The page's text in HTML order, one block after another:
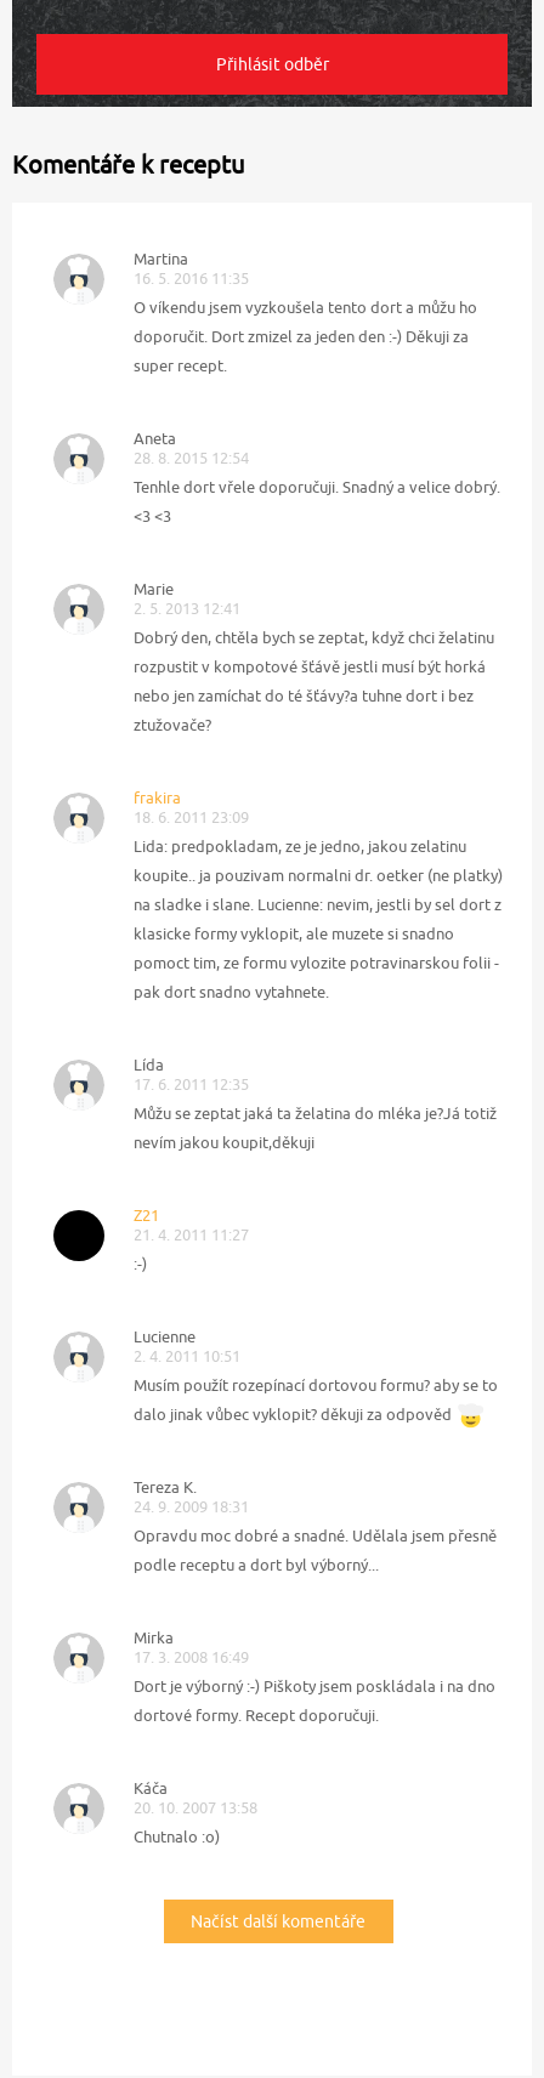
Komentáře k receptu
Martina
16. 5. 2016 11:35
O víkendu jsem vyzkoušela tento dort a můžu ho
doporučit. Dort zmizel za jeden den :-) Děkuji za
super recept.
Aneta
28. 8. 2015 12:54
Tenhle dort vřele doporučuji. Snadný a velice dobrý.
<3 <3
Marie
2. 5. 2013 12:41
Dobrý den, chtěla bych se zeptat, když chci želatinu
rozpustit v kompotové šťávě jestli musí být horká
nebo jen zamíchat do té šťávy?a tuhne dort i bez
ztužovače?
frakira
18. 6. 2011 23:09
Lida: predpokladam, ze je jedno, jakou zelatinu
koupite.. ja pouzivam normalni dr. oetker (ne platky)
na sladke i slane. Lucienne: nevim, jestli by sel dort z
klasicke formy vyklopit, ale muzete si snadno
pomoct tim, ze formu vylozite potravinarskou folii -
pak dort snadno vytahnete.
Lída
17. 6. 2011 12:35
Můžu se zeptat jaká ta želatina do mléka je?Já totiž
nevím jakou koupit,děkuji
Z21
21. 4. 2011 11:27
:-)
Lucienne
2. 4. 2011 10:51
Musím použít rozepínací dortovou formu? aby se to
dalo jinak vůbec vyklopit? děkuji za odpověd
Tereza K.
24. 9. 2009 18:31
Opravdu moc dobré a snadné. Udělala jsem přesně
podle receptu a dort byl výborný...
Mirka
17. 3. 2008 16:49
Dort je výborný :-) Piškoty jsem poskládala i na dno
dortové formy. Recept doporučuji.
Káča
20. 10. 2007 13:58
Chutnalo :o)
Načíst další komentáře